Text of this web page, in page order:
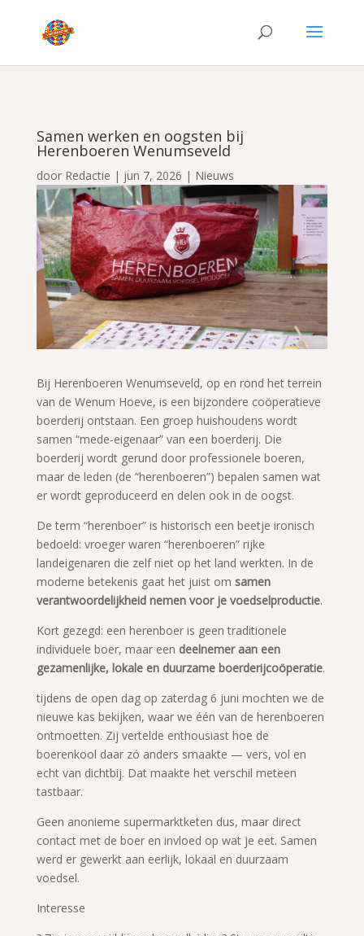
Samen werken en oogsten bij
Herenboeren Wenumseveld
door Redactie | jun 7, 2026 | Nieuws
Bij Herenboeren Wenumseveld, op en rond het terrein
van de Wenum Hoeve, is een bijzondere coöperatieve
boerderij ontstaan. Een groep huishoudens wordt
samen “mede-eigenaar” van een boerderij. Die
boerderij wordt gerund door professionele boeren,
maar de leden (de “herenboeren”) bepalen samen wat
er wordt geproduceerd en delen ook in de oogst.
De term “herenboer” is historisch een beetje ironisch
bedoeld: vroeger waren “herenboeren” rijke
landeigenaren die zelf niet op het land werkten. In de
moderne betekenis gaat het juist om samen
verantwoordelijkheid nemen voor je voedselproductie.
Kort gezegd: een herenboer is geen traditionele
individuele boer, maar een deelnemer aan een
gezamenlijke, lokale en duurzame boerderijcoöperatie.
tijdens de open dag op zaterdag 6 juni mochten we de
nieuwe kas bekijken, waar we één van de herenboeren
ontmoetten. Zij vertelde enthousiast hoe de
boerenkool daar zó anders smaakte — vers, vol en
echt van dichtbij. Dat maakte het verschil meteen
tastbaar.
Geen anonieme supermarktketen dus, maar direct
contact met de boer en invloed op wat je eet. Samen
werd er gewerkt aan eerlijk, lokaal en duurzaam
voedsel.
Interesse